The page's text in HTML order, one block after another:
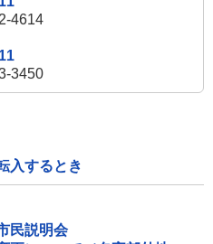
4614
3450
入するとき
民説明会